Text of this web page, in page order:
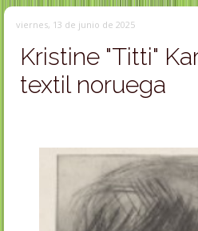
viernes, 13 de junio de 2025
Kristine "Titti"
textil noruega